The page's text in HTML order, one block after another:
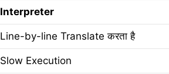
Interpreter
Line-by-line Translate करता है
Slow Execution